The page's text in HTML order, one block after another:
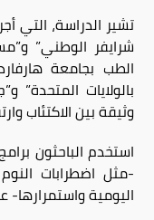
تشير الدراسة، التي
شرايفر الوطني”
الطب بجامعة
بالولايات المتحدة”
وثيقة بين الاكتئاب
استخدم الباحثون
-مثل اضطرابات
اليومية واستمرارها-